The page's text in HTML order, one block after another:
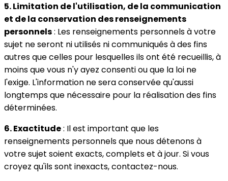
5. Limitation de l'utilisation, de la communication
et de la conservation des renseignements
personnels: Les renseignements personnels à votre
sujet ne seront ni utilisés ni communiqués à des fins
autres que celles pour lesquelles ils ont été recueillis, à
moins que vous n'y ayez consenti ou que la loi ne
l'exige. L'information ne sera conservée qu'aussi
longtemps que nécessaire pour la réalisation des fins
déterminées.
6. Exactitude: Il est important que les
renseignements personnels que nous détenons à
votre sujet soient exacts, complets et à jour. Si vous
croyez qu'ils sont inexacts, contactez-nous.